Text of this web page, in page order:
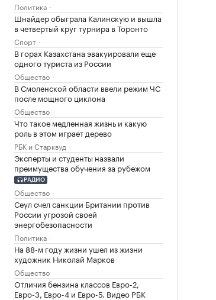
Политика
Шнайдер обыграла Калинскую и вышла
в четвертый круг турнира в Торонто
Спорт
В горах Казахстана эвакуировали еще
одного туриста из России
Общество
В Смоленской области ввели режим ЧС
после мощного циклона
Общество
Что такое медленная жизнь и какую
роль в этом играет дерево
РБК и Старквуд
Эксперты и студенты назвали
преимущества обучения за рубежом
РАДИО
Общество
Сеул счел санкции Британии против
России угрозой своей
энергобезопасности
Политика
На 88-м году жизни ушел из жизни
художник Николай Марков
Общество
Отличия бензина классов Евро-2,
Евро-3, Евро-4 и Евро-5. Видео РБК